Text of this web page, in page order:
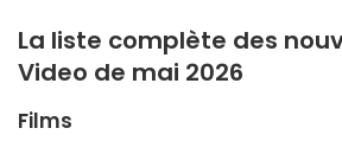
La liste complète des
Video de mai 2026
Films